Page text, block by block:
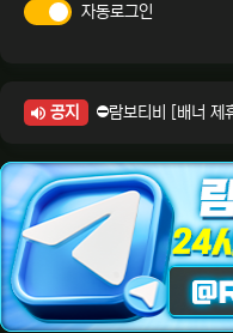
자동로그인
공지